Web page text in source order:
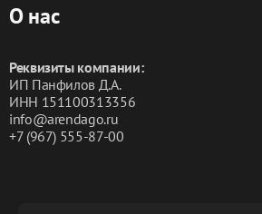
О нас
Реквизиты компании:
ИП Панфилов Д.А.
ИНН 151100313356
info@arendago.ru
+7 (967) 555-87-00